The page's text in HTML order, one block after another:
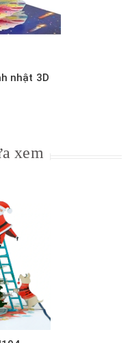
nhật 3D
xem